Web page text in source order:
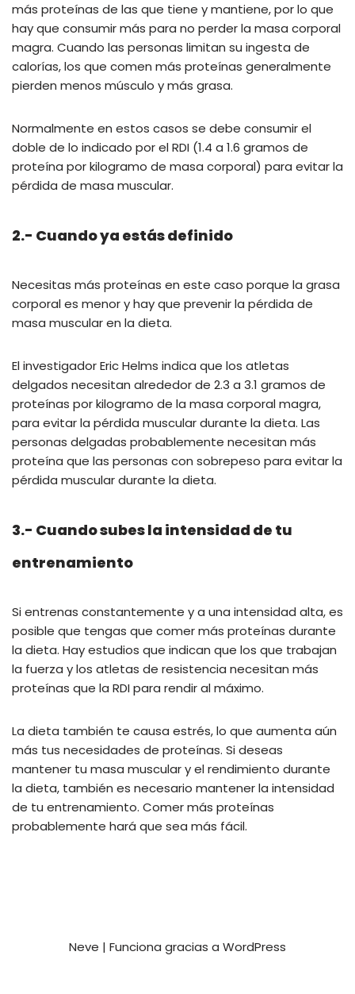
más proteínas de las que tiene y mantiene, por lo que
hay que consumir más para no perder la masa corporal
magra. Cuando las personas limitan su ingesta de
calorías, los que comen más proteínas generalmente
pierden menos músculo y más grasa.
Normalmente en estos casos se debe consumir el
doble de lo indicado por el RDI (1.4 a 1.6 gramos de
proteína por kilogramo de masa corporal) para evitar la
pérdida de masa muscular.
2.- Cuando ya estás definido
Necesitas más proteínas en este caso porque la grasa
corporal es menor y hay que prevenir la pérdida de
masa muscular en la dieta.
El investigador Eric Helms indica que los atletas
delgados necesitan alrededor de 2.3 a 3.1 gramos de
proteínas por kilogramo de la masa corporal magra,
para evitar la pérdida muscular durante la dieta. Las
personas delgadas probablemente necesitan más
proteína que las personas con sobrepeso para evitar la
pérdida muscular durante la dieta.
3.- Cuando subes la intensidad de tu
entrenamiento
Si entrenas constantemente y a una intensidad alta, es
posible que tengas que comer más proteínas durante
la dieta. Hay estudios que indican que los que trabajan
la fuerza y los atletas de resistencia necesitan más
proteínas que la RDI para rendir al máximo.
La dieta también te causa estrés, lo que aumenta aún
más tus necesidades de proteínas. Si deseas
mantener tu masa muscular y el rendimiento durante
la dieta, también es necesario mantener la intensidad
de tu entrenamiento. Comer más proteínas
probablemente hará que sea más fácil.
Neve | Funciona gracias a WordPress